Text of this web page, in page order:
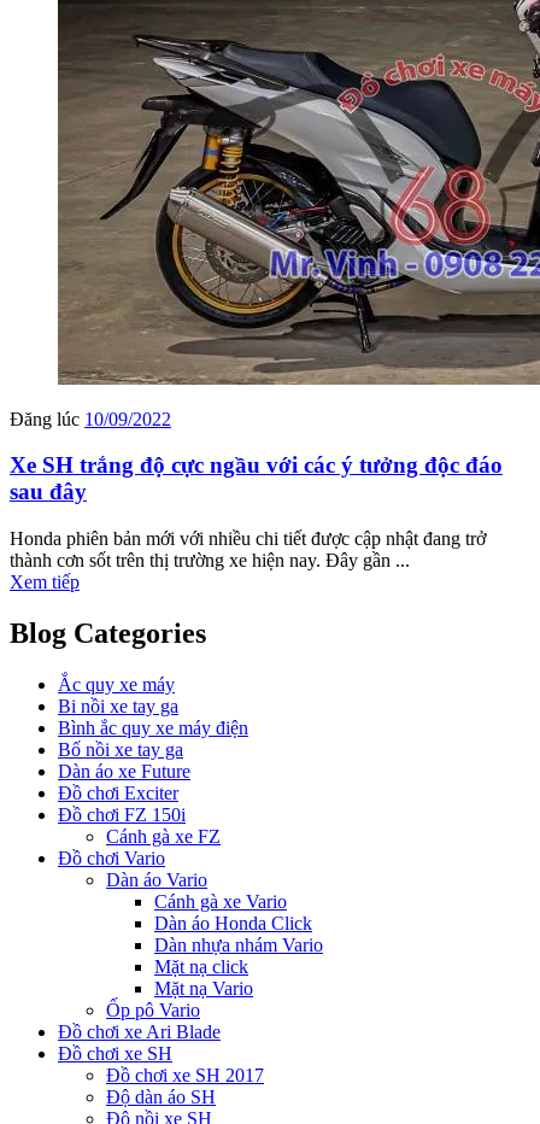
Đăng lúc 10/09/2022
Xe SH trắng độ cực ngầu với các ý tưởng độc đáo
sau đây
Honda phiên bản mới với nhiều chi tiết được cập nhật đang trở
thành cơn sốt trên thị trường xe hiện nay. Đây gần ...
Xem tiếp
Blog Categories
Ắc quy xe máy
Bi nồi xe tay ga
Bình ắc quy xe máy điện
Bố nồi xe tay ga
Dàn áo xe Future
Đồ chơi Exciter
Đồ chơi FZ 150i
Cánh gà xe FZ
Đồ chơi Vario
Dàn áo Vario
Cánh gà xe Vario
Dàn áo Honda Click
Dàn nhựa nhám Vario
Mặt nạ click
Mặt nạ Vario
Ốp pô Vario
Đồ chơi xe Ari Blade
Đồ chơi xe SH
Đồ chơi xe SH 2017
Độ dàn áo SH
Độ nồi xe SH